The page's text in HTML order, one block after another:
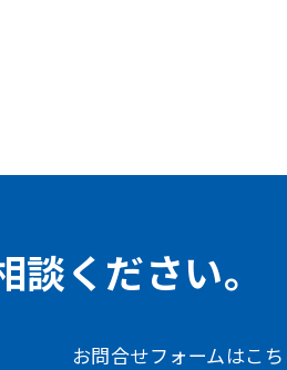
ください。
お問合せフォームはこち